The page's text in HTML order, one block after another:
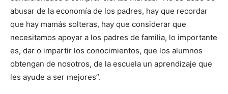
abusar de la economía de los padres, hay que recordar
que hay mamás solteras, hay que considerar que
necesitamos apoyar a los padres de familia, lo importante
es, dar o impartir los conocimientos, que los alumnos
obtengan de nosotros, de la escuela un aprendizaje que
les ayude a ser mejores”.